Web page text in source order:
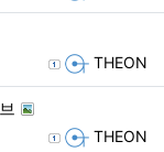
등록자 THEON
등록자 THEON